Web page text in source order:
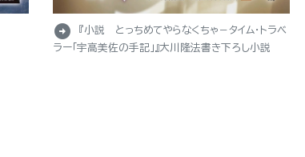
arrow_circle_right
『小説 とっちめてやらなくちゃ－タイム・トラベ
ラー「宇高美佐の手記」』大川隆法書き下ろし小説